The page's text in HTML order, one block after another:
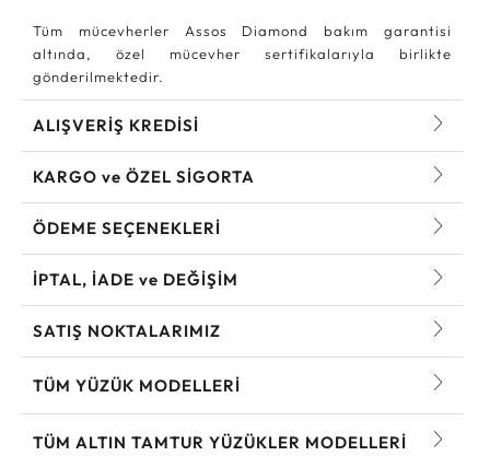
Tüm mücevherler Assos Diamond bakım garantisi
altında, özel mücevher sertifikalarıyla birlikte
gönderilmektedir.
ALIŞVERİŞ KREDİSİ
KARGO ve ÖZEL SİGORTA
ÖDEME SEÇENEKLERİ
İPTAL, İADE ve DEĞİŞİM
SATIŞ NOKTALARIMIZ
TÜM YÜZÜK MODELLERI
TÜM ALTIN TAMTUR YÜZÜKLER MODELLERI